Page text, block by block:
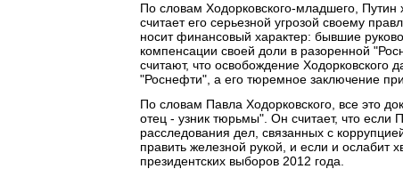
По словам Ходорковского-младшего,
считает его серьезной угрозой своему
носит финансовый характер: бывшие
компенсации своей доли в разоренной
считают, что освобождение Ходорковского
"Роснефти", а его тюремное заключение
По словам Павла Ходорковского, все это
отец - узник тюрьмы". Он считает, что если
расследования дел, связанных с
править железной рукой, и если и ослабит
президентских выборов 2012 года.